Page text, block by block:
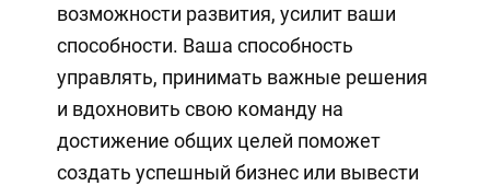
возможности развития, усилит ваши
способности. Ваша способность
управлять, принимать важные решения
и вдохновить свою команду на
достижение общих целей поможет
создать успешный бизнес или вывести